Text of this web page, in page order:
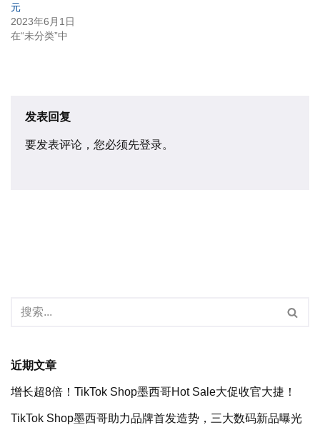
元
2023年6月1日
在“未分类”中
发表回复
要发表评论，您必须先登录。
近期文章
增长超8倍！TikTok Shop墨西哥Hot Sale大促收官大捷！
TikTok Shop墨西哥助力品牌首发造势，三大数码新品曝光